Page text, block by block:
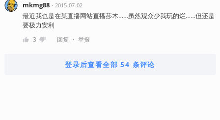
mkmg88・ 2015-07-02
最近我也是在某直播网站直播莎木……虽然观众少我玩的烂……但还是
要极力安利
3 回复 ・ 举报
登录后查看全部 54 条评论